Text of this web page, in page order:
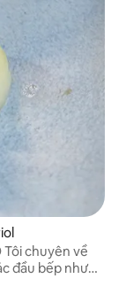
đầu bếp như